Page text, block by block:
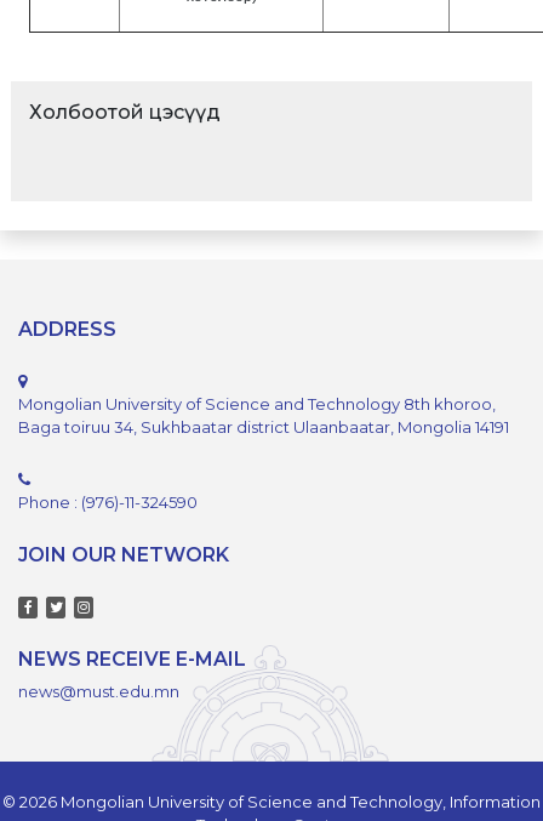
Холбоотой цэсүүд
ADDRESS
Mongolian University of Science and Technology 8th khoroo,
Baga toiruu 34, Sukhbaatar district Ulaanbaatar, Mongolia 14191
Phone : (976)-11-324590
JOIN OUR NETWORK
NEWS RECEIVE E-MAIL
news@must.edu.mn
© 2026 Mongolian University of Science and Technology, Information